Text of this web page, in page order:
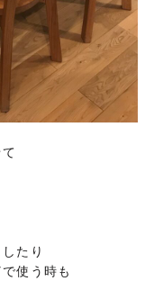
たり
使う時も